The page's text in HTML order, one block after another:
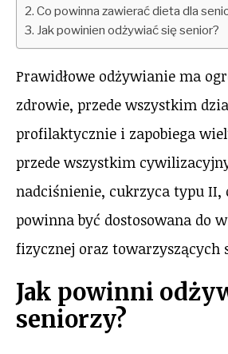
Co powinna zawierać dieta dla
Jak powinien odżywiać się senior?
Prawidłowe odżywianie ma
zdrowie, przede wszystkim
profilaktycznie i zapobiega
przede wszystkim
nadciśnienie, cukrzyca typu II,
powinna być dostosowana do
fizycznej oraz towarzyszących
Jak powinni
seniorzy?